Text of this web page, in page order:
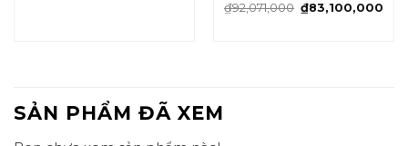
₫92,071,000 ₫83,100,000
SẢN PHẨM ĐÃ XEM